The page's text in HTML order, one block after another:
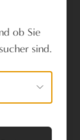
ob Sie
sind.